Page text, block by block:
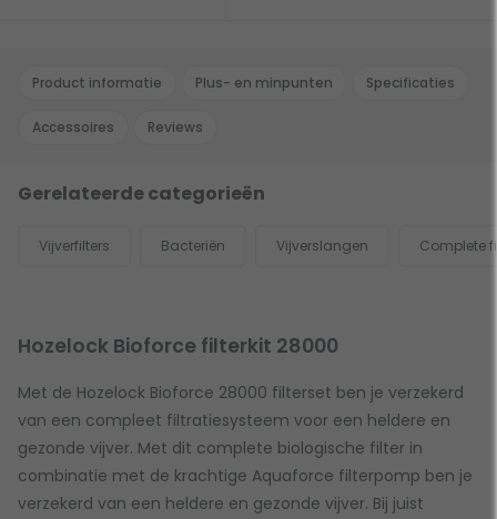
Product informatie Plus- en minpunten Specificaties
Accessoires Reviews
Gerelateerde categorieën
Vijverfilters Bacteriën Vijverslangen Complete
Hozelock Bioforce filterkit 28000
Met de Hozelock Bioforce 28000 filterset ben je verzekerd
van een compleet filtratiesysteem voor een heldere en
gezonde vijver. Met dit complete biologische filter in
combinatie met de krachtige Aquaforce filterpomp ben je
verzekerd van een heldere en gezonde vijver. Bij juist